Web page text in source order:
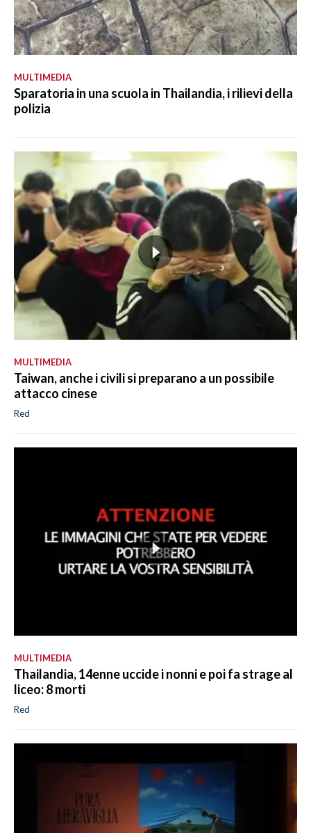
MULTIMEDIA
Sparatoria in una scuola in Thailandia, i rilievi della
polizia
MULTIMEDIA
Taiwan, anche i civili si preparano a un possibile
attacco cinese
Red
MULTIMEDIA
Thailandia, 14enne uccide i nonni e poi fa strage al
liceo: 8 morti
Red